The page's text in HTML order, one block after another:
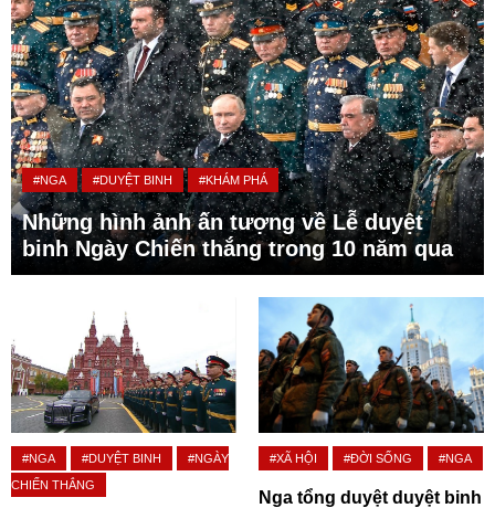
#NGA #DUYỆT BINH #KHÁM PHÁ
Những hình ảnh ấn tượng về Lễ duyệt
binh Ngày Chiến thắng trong 10 năm qua
#NGA #DUYỆT BINH
#NGÀY
CHIẾN THẮNG
#XÃ HỘI #ĐỜI SỐNG #NGA
Nga tổng duyệt duyệt binh